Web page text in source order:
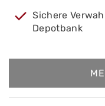
Sichere
Depotbank